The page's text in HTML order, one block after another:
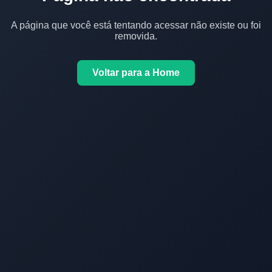
A página que você está tentando acessar não existe ou foi
removida.
Voltar para a Home